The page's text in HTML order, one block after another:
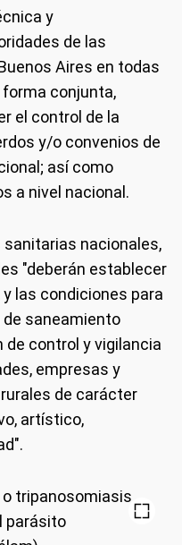
y
de las
Aires en todas
conjunta,
el control de la
y/o convenios de
así como
a nivel nacional.
sanitarias nacionales,
"deberán establecer
las condiciones para
saneamiento
control y vigilancia
empresas y
de carácter
artístico,